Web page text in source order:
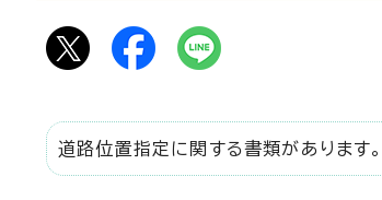
道路位置指定に関する書類があります。